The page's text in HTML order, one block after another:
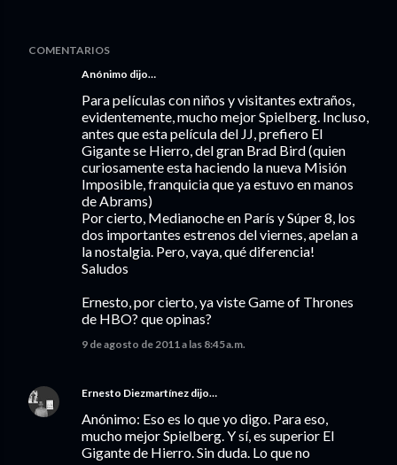
COMENTARIOS
Anónimo dijo…
Para películas con niños y visitantes extraños,
evidentemente, mucho mejor Spielberg. Incluso,
antes que esta película del JJ, prefiero El
Gigante se Hierro, del gran Brad Bird (quien
curiosamente esta haciendo la nueva Misión
Imposible, franquicia que ya estuvo en manos
de Abrams)
Por cierto, Medianoche en París y Súper 8, los
dos importantes estrenos del viernes, apelan a
la nostalgia. Pero, vaya, qué diferencia!
Saludos
Ernesto, por cierto, ya viste Game of Thrones
de HBO? que opinas?
9 de agosto de 2011 a las 8:45 a.m.
Ernesto Diezmartínez dijo…
Anónimo: Eso es lo que yo digo. Para eso,
mucho mejor Spielberg. Y sí, es superior El
Gigante de Hierro. Sin duda. Lo que no